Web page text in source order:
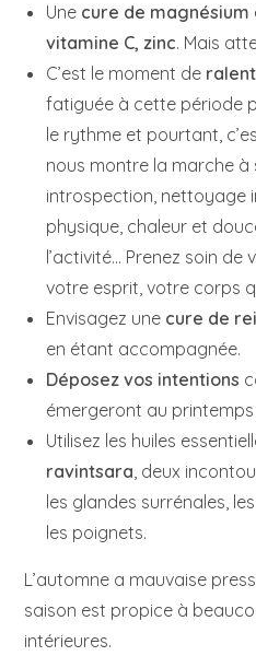
Une cure de magnésium
vitamine C, zinc. Mais
C’est le moment de
fatiguée à cette période
le rythme et pourtant,
nous montre la marche à
introspection, nettoyage
physique, chaleur et
l’activité… Prenez soin de
votre esprit, votre corps
Envisagez une cure de
en étant accompagnée.
Déposez vos intentions
émergeront au
Utilisez les huiles
ravintsara, deux
les glandes surrénales,
les poignets.
L’automne a mauvaise
saison est propice à
intérieures.